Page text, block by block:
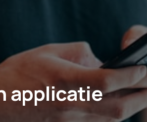
applicatie